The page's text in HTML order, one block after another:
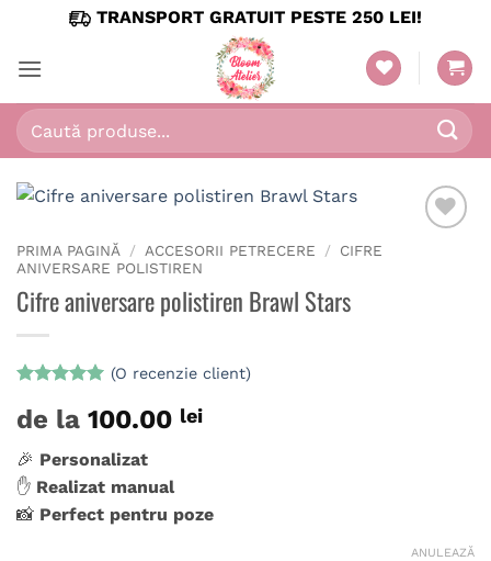
content
TRANSPORT GRATUIT PESTE 250 LEI!
Caută
după:
PRIMA PAGINĂ / ACCESORII PETRECERE / CIFRE
ANIVERSARE POLISTIREN
Cifre aniversare polistiren Brawl Stars
5din 5 pe
baza unei
singure
evaluări
(O recenzie client)
de la 100.00 lei
🎉 Personalizat
✋ Realizat manual
📸 Perfect pentru poze
ANULEAZĂ